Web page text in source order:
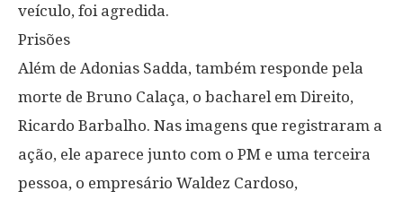
veículo, foi agredida.
Prisões
Além de Adonias Sadda, também responde pela
morte de Bruno Calaça, o bacharel em Direito,
Ricardo Barbalho. Nas imagens que registraram a
ação, ele aparece junto com o PM e uma terceira
pessoa, o empresário Waldez Cardoso,